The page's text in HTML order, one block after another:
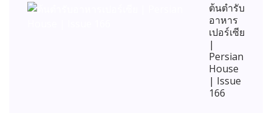
ต้นตำรับ
อาหาร
เปอร์เซีย
|
Persian
House
| Issue
166